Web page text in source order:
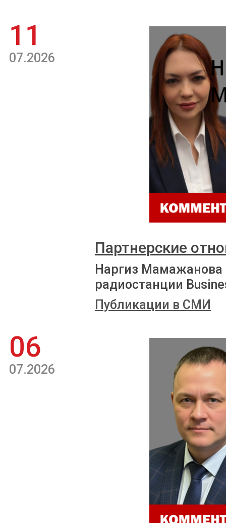
11
07.2026
Партнерские
Наргиз
радиостанции
Публикации в СМИ
06
07.2026